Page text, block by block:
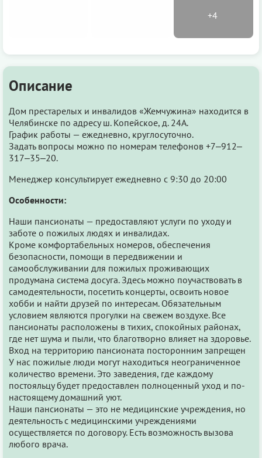
Описание
Дом престарелых и инвалидов «Жемчужина» находится в
Челябинске по адресу ш. Копейское, д. 24А.
График работы — ежедневно, круглосуточно.
Задать вопросы можно по номерам телефонов +7‒912‒
317‒35‒20.
Менеджер консультирует ежедневно с 9:30 до 20:00
Особенности:
Наши пансионаты — предоставляют услуги по уходу и
заботе о пожилых людях и инвалидах.
Кроме комфортабельных номеров, обеспечения
безопасности, помощи в передвижении и
самообслуживании для пожилых проживающих
продумана система досуга. Здесь можно поучаствовать в
самодеятельности, посетить концерты, освоить новое
хобби и найти друзей по интересам. Обязательным
условием являются прогулки на свежем воздухе. Все
пансионаты расположены в тихих, спокойных районах,
где нет шума и пыли, что благотворно влияет на здоровье.
Вход на территорию пансионата посторонним запрещен
У нас пожилые люди могут находиться неограниченное
количество времени. Это заведения, где каждому
постояльцу будет предоставлен полноценный уход и по-
настоящему домашний уют.
Наши пансионаты — это не медицинские учреждения, но
деятельность с медицинскими учреждениями
осуществляется по договору. Есть возможность вызова
любого врача.